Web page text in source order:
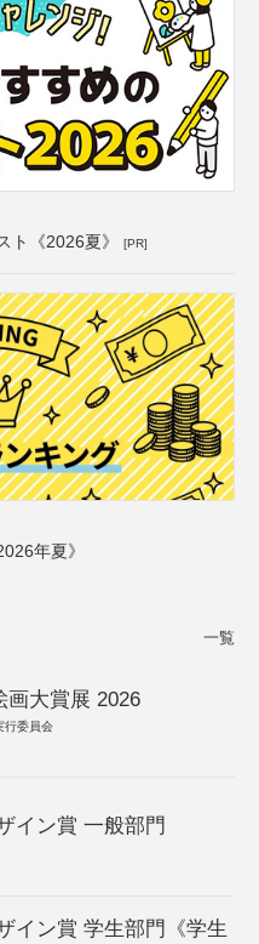
ト《2026夏》 [PR]
年夏》
一覧
画大賞展 2026
行委員会
イン賞 一般部門
イン賞 学生部門《学生